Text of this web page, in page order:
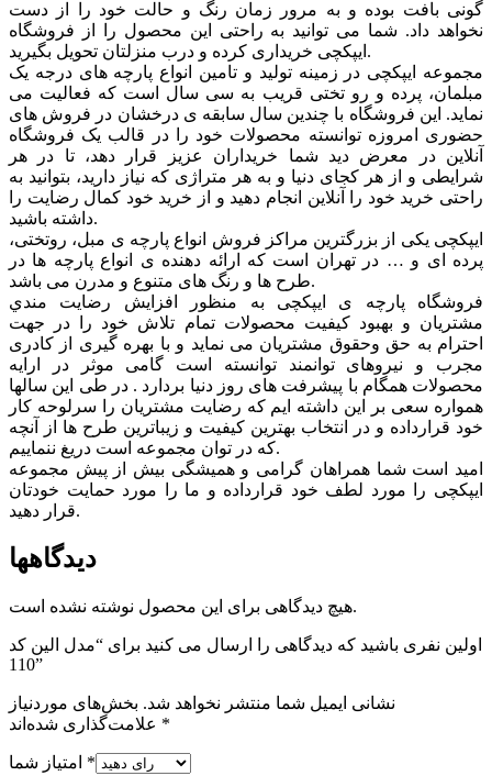
گونی بافت بوده و به مرور زمان رنگ و حالت خود را از دست
نخواهد داد. شما می توانید به راحتی این محصول را از فروشگاه
ایپکچی خریداری کرده و درب منزلتان تحویل بگیرید.
مجموعه ایپکچی در زمینه تولید و تامین انواع پارچه های درجه یک
مبلمان، پرده و رو تختی قریب به سی سال است که فعالیت می
نماید. این فروشگاه با چندین سال سابقه ی درخشان در فروش های
حضوری امروزه توانسته محصولات خود را در قالب یک فروشگاه
آنلاین در معرض دید شما خریداران عزیز قرار دهد، تا در هر
شرایطی و از هر کجای دنیا و به هر متراژی که نیاز دارید، بتوانید به
راحتی خرید خود را آنلاین انجام دهید و از خرید خود کمال رضایت را
داشته باشید.
ایپکچی یکی از بزرگترین مراکز فروش انواع پارچه ی مبل، روتختی،
پرده ای و … در تهران است که ارائه دهنده ی انواع پارچه ها در
طرح ها و رنگ های متنوع و مدرن می باشد.
فروشگاه پارچه ی ایپکچی به منظور افزايش رضايت مندي
مشتريان و بهبود کيفيت محصولات تمام تلاش خود را در جهت
احترام به حق وحقوق مشتريان می نماید و با بهره گیری از کادری
مجرب و نیروهای توانمند توانسته است گامی موثر در ارايه
محصولات همگام با پیشرفت های روز دنیا بردارد . در طی این سالها
همواره سعی بر این داشته ایم که رضایت مشتریان را سرلوحه کار
خود قرارداده و در انتخاب بهترین کیفیت و زیباترین طرح ها از آنچه
که در توان مجموعه است دریغ ننماییم.
امید است شما همراهان گرامی و همیشگی بیش از پیش مجموعه
ایپکچی را مورد لطف خود قرارداده و ما را مورد حمایت خودتان
قرار دهید.
دیدگاهها
هیچ دیدگاهی برای این محصول نوشته نشده است.
اولین نفری باشید که دیدگاهی را ارسال می کنید برای “مدل الین کد
110”
نشانی ایمیل شما منتشر نخواهد شد. بخش‌های موردنیاز
*
*